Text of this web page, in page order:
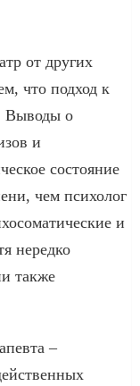
от других
что подход к
Выводы о
и
состояние
чем психолог
и
нередко
также
–